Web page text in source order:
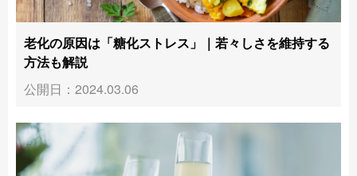
老化の原因は「糖化ストレス」｜若々しさを維持する
方法も解説
公開日：2024.03.06